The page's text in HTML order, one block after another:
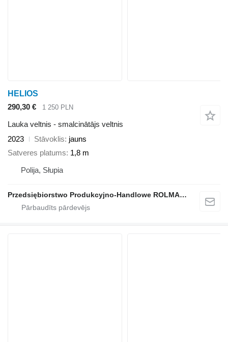
HELIOS
290,30 €
1 250 PLN
Lauka veltnis - smalcinātājs veltnis
2023
Stāvoklis jauns
Satveres platums 1,8 m
Polija, Słupia
Przedsiębiorstwo Produkcyjno-Handlowe ROLMAPOL Marcin Dziekan